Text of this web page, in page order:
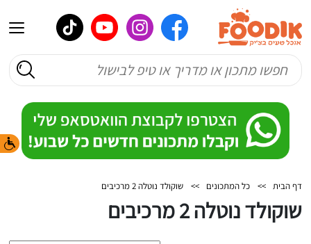
דף הבית >> כל המתכונים >> שוקולד נוטלה 2 מרכיבים
שוקולד נוטלה 2 מרכיבים